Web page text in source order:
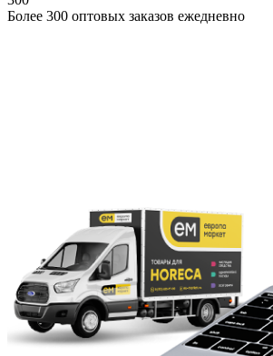
Более 300 оптовых заказов ежедневно